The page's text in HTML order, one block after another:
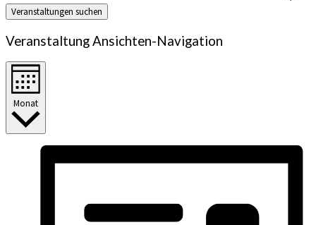
Veranstaltungen suchen
Veranstaltung Ansichten-Navigation
Monat